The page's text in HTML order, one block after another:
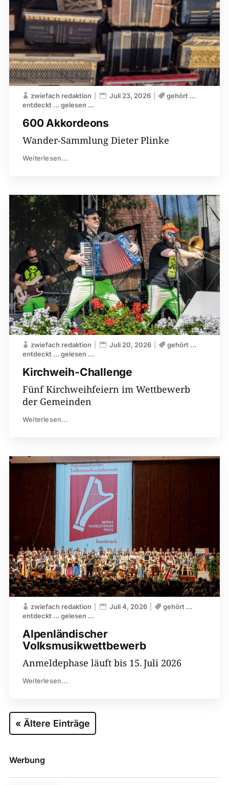
600 Akkordeons
zwiefach redaktion Juli 23, 2026
gehört …
entdeckt … gelesen ...
Wander-Sammlung Dieter Plinke
Weiterlesen...
Kirchweih-​Challenge
zwiefach redaktion Juli 20, 2026
gehört …
entdeckt … gelesen ...
Fünf Kirchweihfeiern im Wettbewerb
der Gemeinden
Weiterlesen...
Alpenländischer
Volksmusikwettbewerb
zwiefach redaktion Juli 4, 2026
gehört …
entdeckt … gelesen ...
Anmeldephase läuft bis 15. Juli 2026
Weiterlesen...
« Ältere Einträge
Werbung